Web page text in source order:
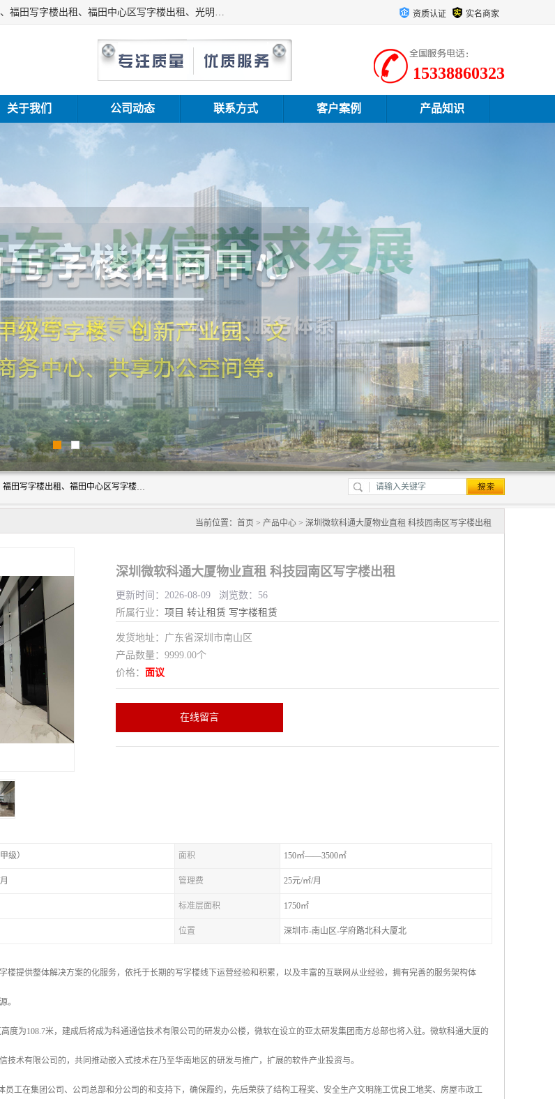
深圳鑫企通投资发展有限公司主营业务：宝安写字楼出租、车公庙写字楼出租、福田写字楼出租、福田中心区写字楼出租、光明写字楼出租、后海写字楼出租、科技园写字楼出租、南山写字楼出租等。公司专注为写字楼提供整体解决方案的化服务，依托于长期的写字楼线下运营经验和积累，以及丰富的互联网从业经验，拥有完善的服务架构体系、丰富的行业经验、与充分的销售资源。 资质认证 实名商家
15338860323
关于我们 公司动态 联系方式 客户案例 产品知识
深圳鑫企通投资发展有限公司主营业务：宝安写字楼出租、车公庙写字楼出租、福田写字楼出租、福田中心区写字楼出租、光明写字楼出租、后海写字楼出租、科技园写字楼出租、南山写字楼出租等。公司专注为写字楼提供整体解决方案的化服务，依托于长期的写字楼线下运营经验和积累，以及丰富的互联网从业经验，拥有完善的服务架构体系、丰富的行业经验、与充分的销售资源。
当前位置： 首页 > 产品中心 > 深圳微软科通大厦物业直租 科技园南区写字楼出租
深圳微软科通大厦物业直租 科技园南区写字楼出租
更新时间：2026-08-09 浏览数：56
所属行业： 项目 转让租赁 写字楼租赁
发货地址：广东省深圳市南山区
产品数量：9999.00个
价格： 面议
在线留言
级） 面积 150㎡——3500㎡
管理费 25元/㎡/月
标准层面积 1750㎡
位置 深圳市-南山区-学府路北科大厦北
楼提供整体解决方案的化服务，依托于长期的写字楼线下运营经验和积累，以及丰富的互联网从业经验，拥有完善的服务架构体
。
度为108.7米，建成后将成为科通通信技术有限公司的研发办公楼，微软在设立的亚太研发集团南方总部也将入驻。微软科通大厦的
技术有限公司的，共同推动嵌入式技术在乃至华南地区的研发与推广，扩展的软件产业投资与。
员工在集团公司、公司总部和分公司的和支持下，确保履约，先后荣获了结构工程奖、安全生产文明施工优良工地奖、房屋市政工